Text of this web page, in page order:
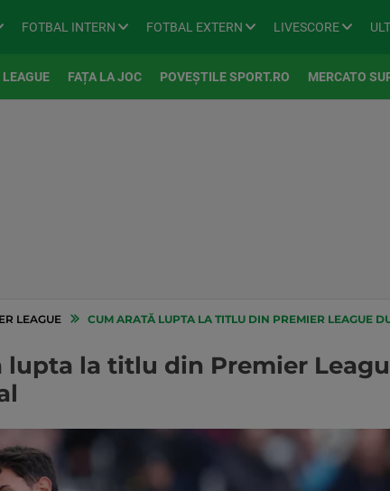
FOTBAL INTERN FOTBAL EXTERN LIVESCORE
FAȚA LA JOC POVEȘTILE SPORT.RO MERCATO
LEAGUE CUM ARATĂ LUPTA LA TITLU DIN PREMIER LEAGUE
lupta la titlu din Premier